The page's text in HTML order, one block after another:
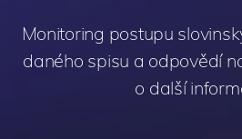
Monitoring postupu
daného spisu a odpovědí
o další